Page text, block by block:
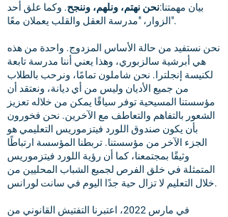
بيان مهمتنا:نحن نهتم، ونلهم، وننجح. وكما علق أحد
الزوار، "مدرسة العقل والقلب يعملان معًا".
نحن نستفيد من حالة الأساس المزدوج. واحدة من هذه
هي أبرشية سالزبوري، وهذا يعني أننا مدرسة تابعة
لكنيسة إنجلترا. نحن شاملون تمامًا، ونرحب بالطلاب
من جميع الأديان وليس من أي ديانة، ونعتقد أن
مؤسستنا المسيحية توفر سياقًا يمكن من خلاله تعزيز
الشعور بالتفاهم والتعاطف مع الآخرين. نحن فخورون
بأن يكون صندوق اللورد فيتزموريس التعليمي هو
الجزء الآخر من مؤسستنا. تربطنا المؤسسة ارتباطًا
وثيقًا بمجتمعنا، كما أن رؤية اللورد فيتزموريس
المتمثلة في خلق الفرص لجميع الشباب المحليين من
خلال التعليم لا تزال حية جدًا اليوم في سانت لورانس.
في مارس 2022، اعتبرنا التفتيش القانوني من